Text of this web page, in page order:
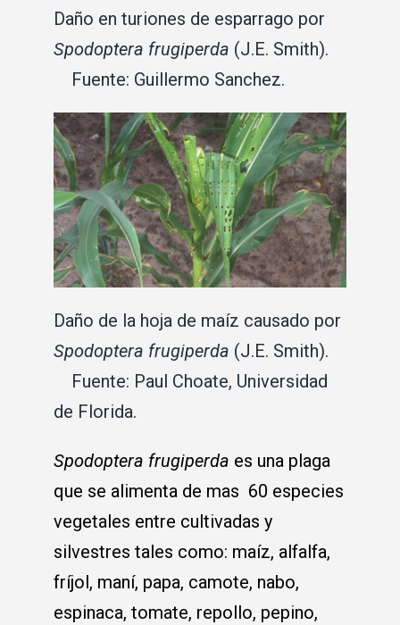
Daño en turiones de esparrago por
Spodoptera frugiperda (J.E. Smith).
Fuente: Guillermo Sanchez.
Daño de la hoja de maíz causado por
Spodoptera frugiperda (J.E. Smith).
Fuente: Paul Choate, Universidad
de Florida.
Spodoptera frugiperda es una plaga
que se alimenta de mas 60 especies
vegetales entre cultivadas y
silvestres tales como: maíz, alfalfa,
fríjol, maní, papa, camote, nabo,
espinaca, tomate, repollo, pepino,